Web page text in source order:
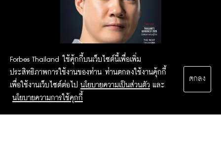
Forbes Thailand ใช้คุ้กกี้บนเว็บไซต์นี้เพื่อเพิ่ม
ประสิทธิภาพการใช้งานของท่าน ท่านตกลงใช้งานคุ้กกี้
เพื่อใช้งานเว็บไซต์ต่อไป นโยบายความเป็นส่วนตัว และ
นโยบายความการใช้คุกกี้
ตกลง
2015 Forbesthailand.com ALL RIGHTS RESERVED